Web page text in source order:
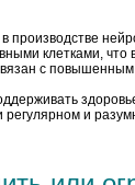
клетками, что
с
и